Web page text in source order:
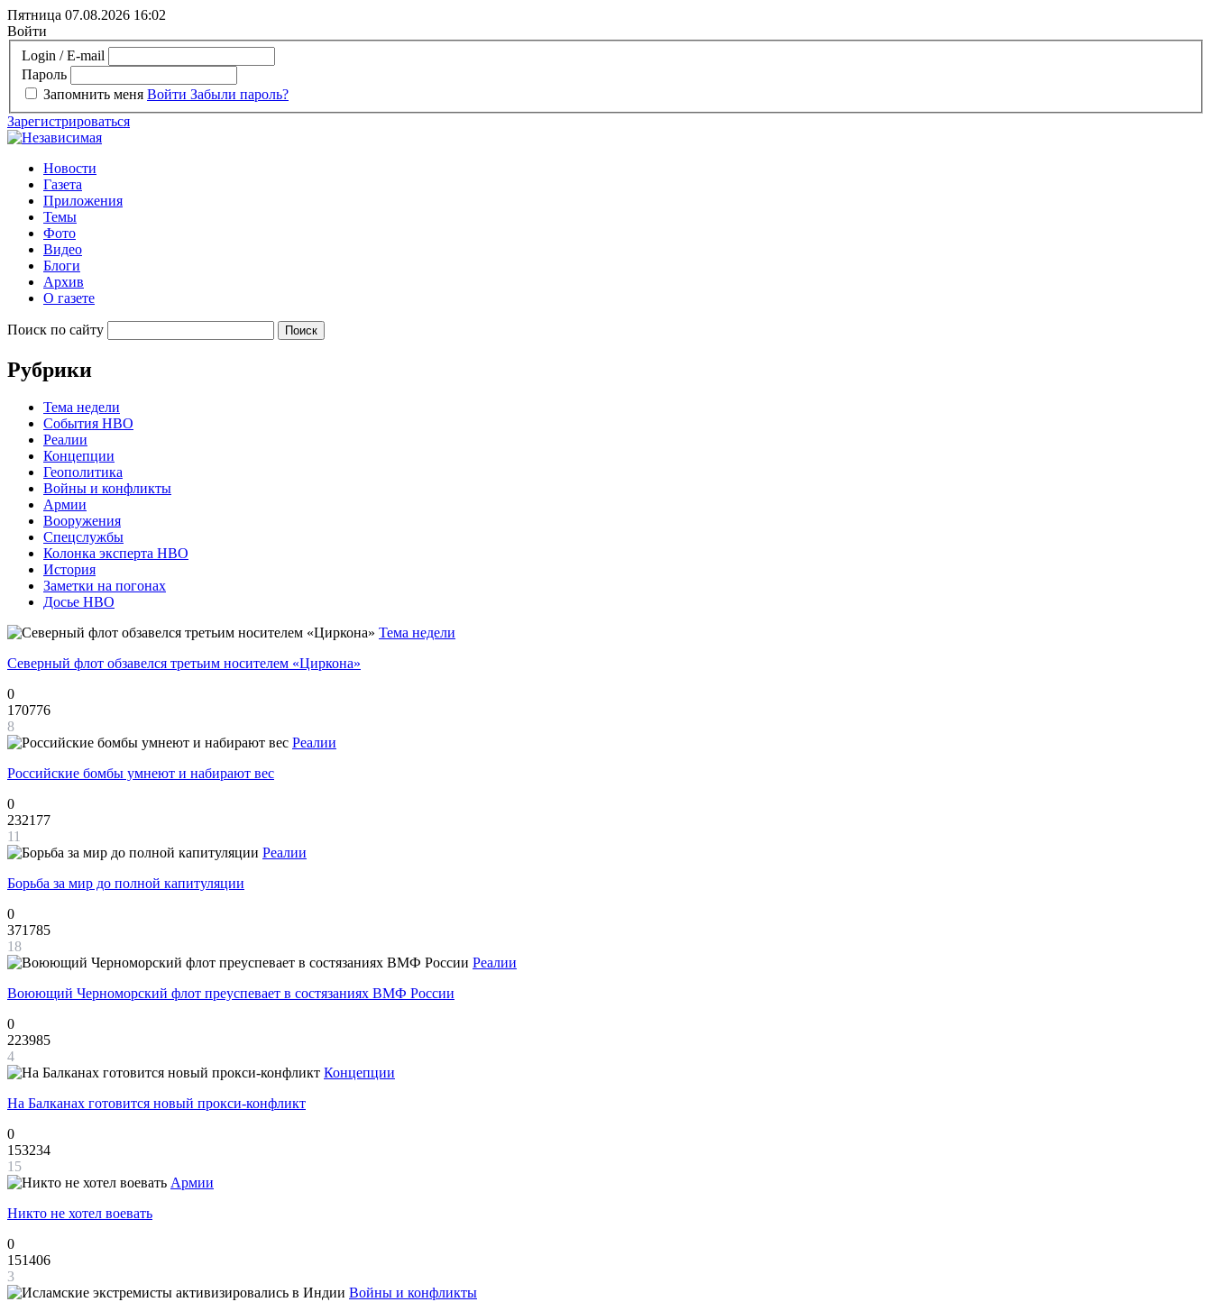
Пятница 07.08.2026 16:02
Войти
Login / E-mail
Пароль
Запомнить меня Войти Забыли пароль?
Зарегистрироваться
Новости
Газета
Приложения
Темы
Фото
Видео
Блоги
Архив
О газете
Поиск по сайту
Рубрики
Тема недели
События НВО
Реалии
Концепции
Геополитика
Войны и конфликты
Армии
Вооружения
Спецслужбы
Колонка эксперта НВО
История
Заметки на погонах
Досье НВО
Тема недели
Северный флот обзавелся третьим носителем «Циркона»
0
170776
8
Реалии
Российские бомбы умнеют и набирают вес
0
232177
11
Реалии
Борьба за мир до полной капитуляции
0
371785
18
Реалии
Воюющий Черноморский флот преуспевает в состязаниях ВМФ России
0
223985
4
Концепции
На Балканах готовится новый прокси-конфликт
0
153234
15
Армии
Никто не хотел воевать
0
151406
3
Войны и конфликты